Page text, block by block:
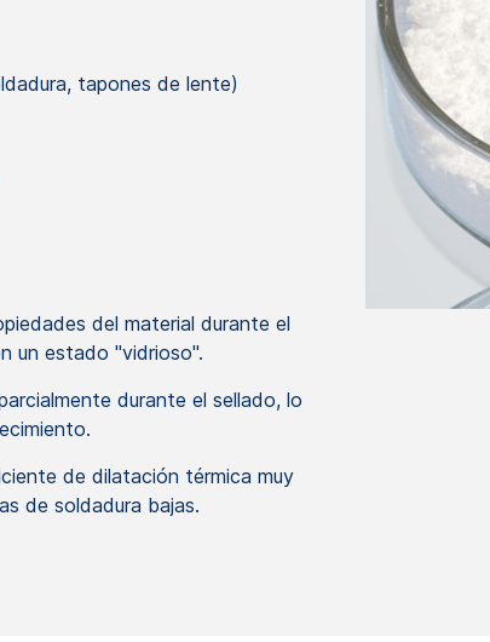
tapones de lente)
del material durante el
un estado "vidrioso".
durante el sellado, lo
de dilatación térmica muy
de soldadura bajas.